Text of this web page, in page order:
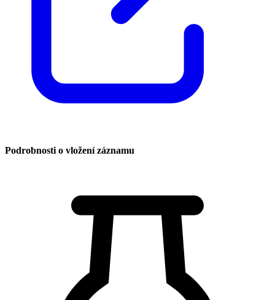
Podrobnosti o vložení záznamu